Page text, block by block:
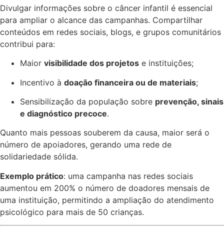
Divulgar informações sobre o câncer infantil é essencial
para ampliar o alcance das campanhas. Compartilhar
conteúdos em redes sociais, blogs, e grupos comunitários
contribui para:
Maior visibilidade dos projetos e instituições;
Incentivo à doação financeira ou de materiais;
Sensibilização da população sobre prevenção, sinais
e diagnóstico precoce.
Quanto mais pessoas souberem da causa, maior será o
número de apoiadores, gerando uma rede de
solidariedade sólida.
Exemplo prático: uma campanha nas redes sociais
aumentou em 200% o número de doadores mensais de
uma instituição, permitindo a ampliação do atendimento
psicológico para mais de 50 crianças.